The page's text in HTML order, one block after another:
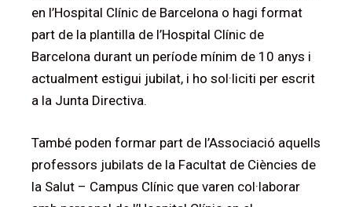
en l’Hospital Clínic de Barcelona o hagi format
part de la plantilla de l’Hospital Clínic de
Barcelona durant un període mínim de 10 anys i
actualment estigui jubilat, i ho sol·liciti per escrit
a la Junta Directiva.
També poden formar part de l’Associació aquells
professors jubilats de la Facultat de Ciències de
la Salut – Campus Clínic que varen col·laborar